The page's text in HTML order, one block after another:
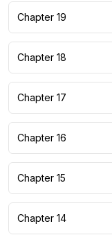
Chapter 19
Chapter 18
Chapter 17
Chapter 16
Chapter 15
Chapter 14